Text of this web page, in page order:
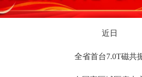
近日
全省首台7.0T磁共